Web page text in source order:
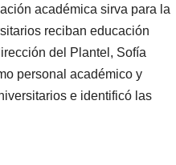
académica sirva para la
reciban educación
del Plantel, Sofía
personal académico y
e identificó las